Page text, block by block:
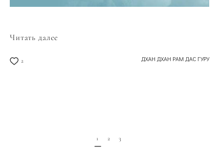
Читать далее
2 ДХАН ДХАН РАМ ДАС ГУРУ
1 2 3